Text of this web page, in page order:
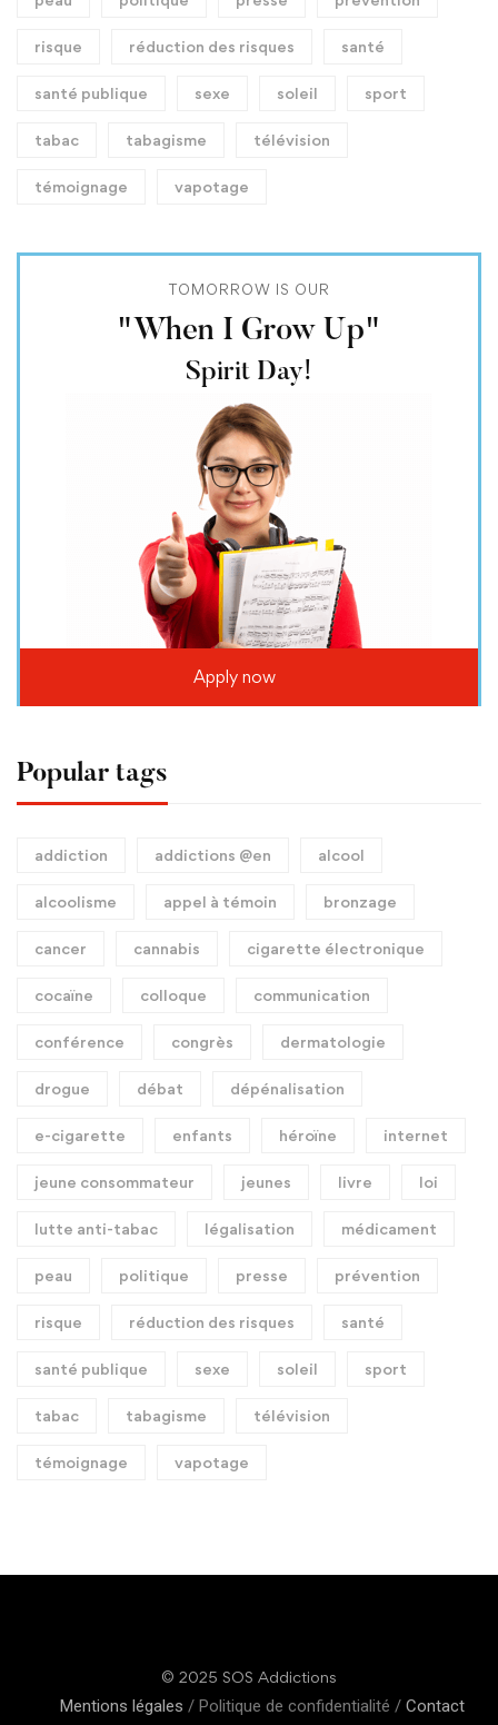
risque réduction des risques santé
santé publique sexe soleil sport
tabac tabagisme télévision
témoignage vapotage
TOMORROW IS OUR
"When I Grow Up"
Spirit Day!
Apply now
Popular tags
addiction addictions @en alcool
alcoolisme appel à témoin bronzage
cancer cannabis cigarette électronique
cocaïne colloque communication
conférence congrès dermatologie
drogue débat dépénalisation
e-cigarette enfants héroïne internet
jeune consommateur jeunes livre loi
lutte anti-tabac légalisation médicament
peau politique presse prévention
risque réduction des risques santé
santé publique sexe soleil sport
tabac tabagisme télévision
témoignage vapotage
© 2025 SOS Addictions
Mentions légales / Politique de confidentialité / Contact